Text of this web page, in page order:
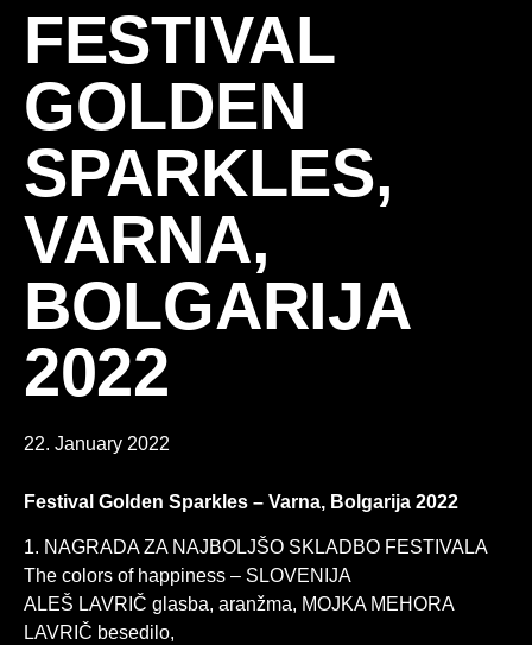
FESTIVAL
GOLDEN
SPARKLES,
VARNA,
BOLGARIJA
2022
22. January 2022
Festival Golden Sparkles – Varna, Bolgarija 2022
1. NAGRADA ZA NAJBOLJŠO SKLADBO FESTIVALA
The colors of happiness – SLOVENIJA
ALEŠ LAVRIČ glasba, aranžma, MOJKA MEHORA
LAVRIČ besedilo,